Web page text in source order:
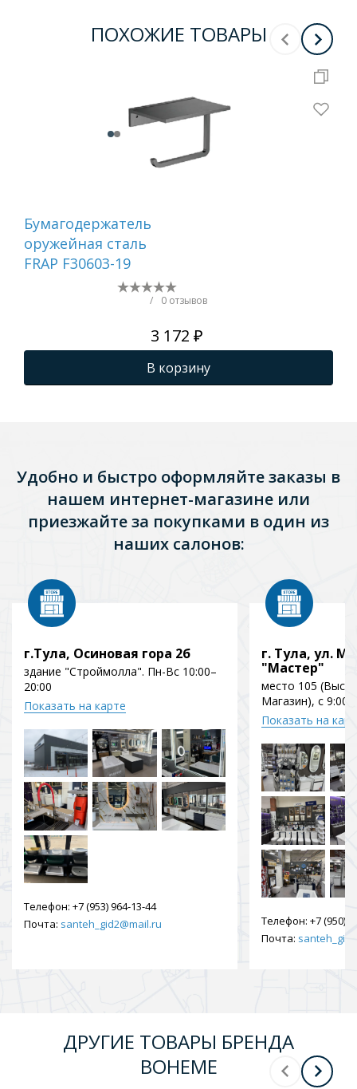
ПОХОЖИЕ ТОВАРЫ
Бумагодержатель
оружейная сталь
FRAP F30603-19
/ 0 отзывов
3 172 ₽
В корзину
Удобно и быстро оформляйте заказы в
нашем интернет-магазине или
приезжайте за покупками в один из
наших салонов:
г.Тула, Осиновая гора 2б
здание "Строймолла". Пн-Вс 10:00–
20:00
Показать на карте
Телефон: +7 (953) 964-13-44
Почта: santeh_gid2@mail.ru
г. Тула, ул.
"Мастер"
место 105
Магазин), с 9:00
Показать на
Телефон: +7 (950)
Почта:
ДРУГИЕ ТОВАРЫ БРЕНДА
BOHEME